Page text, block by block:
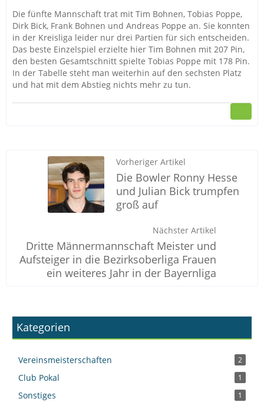
Die fünfte Mannschaft trat mit Tim Bohnen, Tobias Poppe,
Dirk Bick, Frank Bohnen und Andreas Poppe an. Sie konnten
in der Kreisliga leider nur drei Partien für sich entscheiden.
Das beste Einzelspiel erzielte hier Tim Bohnen mit 207 Pin,
den besten Gesamtschnitt spielte Tobias Poppe mit 178 Pin.
In der Tabelle steht man weiterhin auf den sechsten Platz
und hat mit dem Abstieg nichts mehr zu tun.
Vorheriger Artikel
Die Bowler Ronny Hesse
und Julian Bick trumpfen
groß auf
Nächster Artikel
Dritte Männermannschaft Meister und
Aufsteiger in die Bezirksoberliga Frauen
ein weiteres Jahr in der Bayernliga
Kategorien
Vereinsmeisterschaften 2
Club Pokal 1
Sonstiges 1